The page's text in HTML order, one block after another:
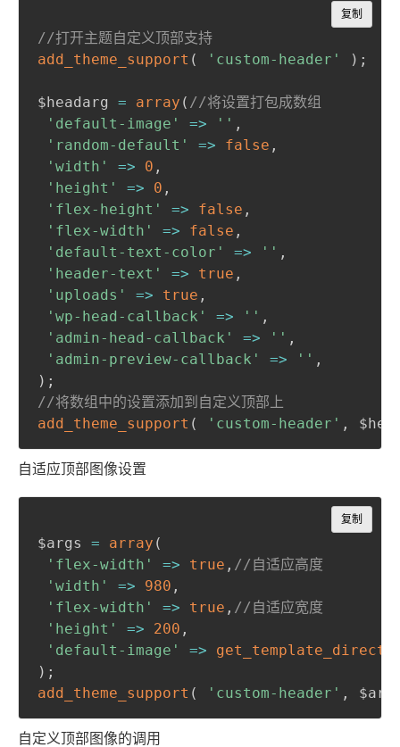
//打开主题自定义顶部支持
add_theme_support ( 'custom-header' ) ;
$headarg = array ( //将设置打包成数组
'default-image'
=> '' ,
'random-default'
=> false ,
'width'
=> 0 ,
'height'
=> 0 ,
'flex-height'
=> false ,
'flex-width'
=> false ,
'default-text-color'
=> '' ,
'header-text'
=> true ,
'uploads'
=> true ,
'wp-head-callback'
=> '' ,
'admin-head-callback'
=> '' ,
'admin-preview-callback'
=> '' ,
) ;
//将数组中的设置添加到自定义顶部上
add_theme_support ( 'custom-header' ,
复制
Copy
自适应顶部图像设置
$args = array (
'flex-width'
=> true , //自适应高度
'width'
=> 980 ,
'flex-width'
=> true , //自适应宽度
'height'
=> 200 ,
'default-image'
=>
) ;
add_theme_support ( 'custom-header' ,
复制
Copy
自定义顶部图像的调用